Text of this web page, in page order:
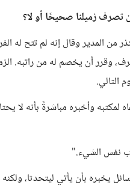
تصرف زميلنا صحيحًا أو لا؟
اعتذر من المدير وقال إنه لم تتح
وقرر أن يخصم له من راتبه.
التالي.
وأخبره مباشرةً بأنه لا
نفس الشيء."
يخبره بأن يأتي ليتحدثا،